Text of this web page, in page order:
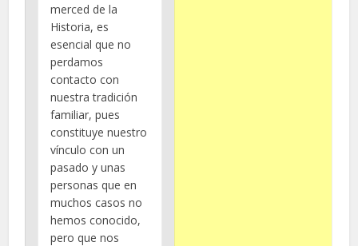
merced de la
Historia, es
esencial que no
perdamos
contacto con
nuestra tradición
familiar, pues
constituye nuestro
vínculo con un
pasado y unas
personas que en
muchos casos no
hemos conocido,
pero que nos